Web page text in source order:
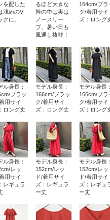
を配した
浅めのV
クに。
るほど大きな
衿の中は実は
ノースリー
ブ。暑い日も
風通し抜群！
164cm/ブラ
ク/着用サイ
ズ：ロング
ル身長：
ブラッ
用サイ
ロング丈
モデル身長：
166cm/ブラッ
ク/着用サイ
ズ：ロング丈
モデル身長：
166cm/ブラ
ク/着用サイ
ズ：ロング
ル身長：
レッ
用サイ
レギュラ
モデル身長：
152cm/レッ
ド/着用サイ
ズ：レギュラ
ー丈
モデル身長：
152cm/レッ
ド/着用サイ
ズ：レギュ
ー丈